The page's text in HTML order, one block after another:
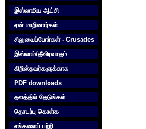
இஸ்லாமிய ஆட்சி
ஏன் மாறினார்கள்
சிலுவைப்போர்கள் - Crusades
இஸ்லாம்/தீவிரவாதம்
கிறிஸ்தவர்களுக்காக‌
PDF downloads
தளத்தில் தேடுங்கள்
தொடர்பு கொள்க‌
எங்களைப் பற்றி